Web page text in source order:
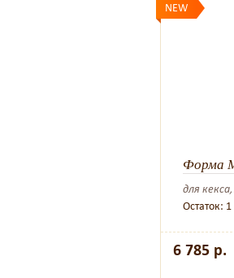
NEW
Форма
для
Остаток: 1
6 785 р.